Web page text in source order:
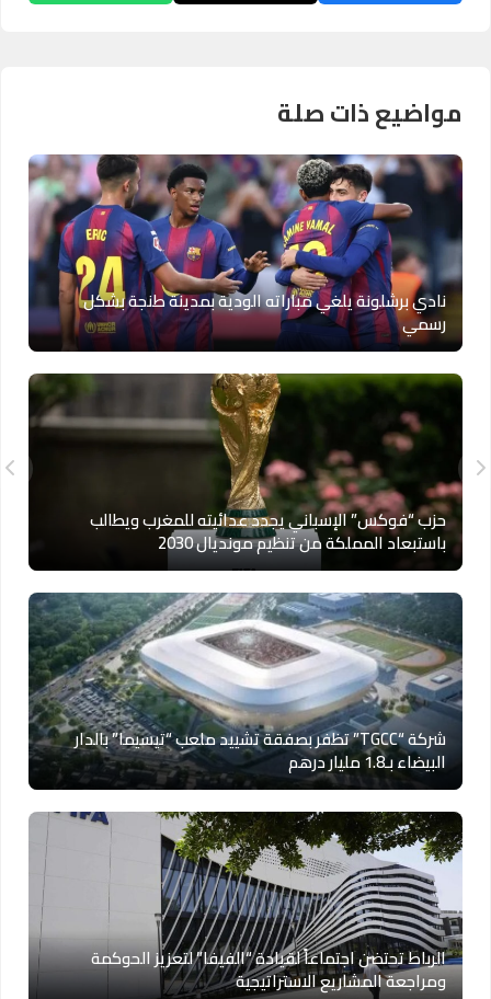
مواضيع ذات صلة
نادي برشلونة يلغي مباراته الودية بمدينة طنجة بشكل
رسمي
حزب “فوكس” الإسباني يجدد عدائيته للمغرب ويطالب
باستبعاد المملكة من تنظيم مونديال 2030
شركة “TGCC” تظفر بصفقة تشييد ملعب “تيسيما” بالدار
البيضاء بـ1.8 مليار درهم
الرباط تحتضن اجتماعاً لقيادة “الفيفا” لتعزيز الحوكمة
ومراجعة المشاريع الاستراتيجية